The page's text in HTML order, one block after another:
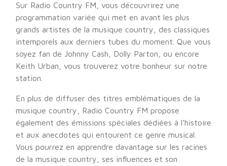
Sur Radio Country FM, vous découvrirez une
programmation variée qui met en avant les plus
grands artistes de la musique country, des classiques
intemporels aux derniers tubes du moment. Que vous
soyez fan de Johnny Cash, Dolly Parton, ou encore
Keith Urban, vous trouverez votre bonheur sur notre
station.
En plus de diffuser des titres emblématiques de la
musique country, Radio Country FM propose
également des émissions spéciales dédiées à l’histoire
et aux anecdotes qui entourent ce genre musical.
Vous pourrez en apprendre davantage sur les racines
de la musique country, ses influences et son